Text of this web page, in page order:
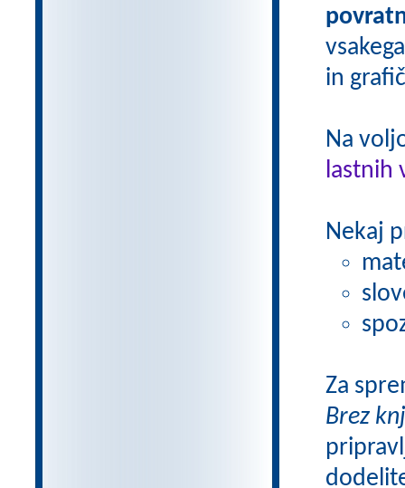
in
Na
lastnih
Nekaj
Za
Brez